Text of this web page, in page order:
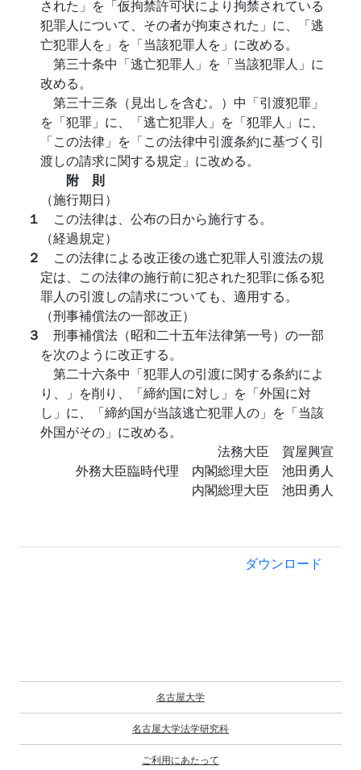
された」を「仮拘禁許可状により拘禁されている
犯罪人について、その者が拘束された」に、「逃
亡犯罪人を」を「当該犯罪人を」に改める。
第三十条中「逃亡犯罪人」を「当該犯罪人」に
改める。
第三十三条（見出しを含む。）中「引渡犯罪」
を「犯罪」に、「逃亡犯罪人」を「犯罪人」に、
「この法律」を「この法律中引渡条約に基づく引
渡しの請求に関する規定」に改める。
附 則
（施行期日）
１ この法律は、公布の日から施行する。
（経過規定）
２ この法律による改正後の逃亡犯罪人引渡法の規
定は、この法律の施行前に犯された犯罪に係る犯
罪人の引渡しの請求についても、適用する。
（刑事補償法の一部改正）
３ 刑事補償法（昭和二十五年法律第一号）の一部
を次のように改正する。
第二十六条中「犯罪人の引渡に関する条約によ
り、」を削り、「締約国に対し」を「外国に対
し」に、「締約国が当該逃亡犯罪人の」を「当該
外国がその」に改める。
法務大臣 賀屋興宣
外務大臣臨時代理 内閣総理大臣 池田勇人
内閣総理大臣 池田勇人
ダウンロード
名古屋大学
名古屋大学法学研究科
ご利用にあたって